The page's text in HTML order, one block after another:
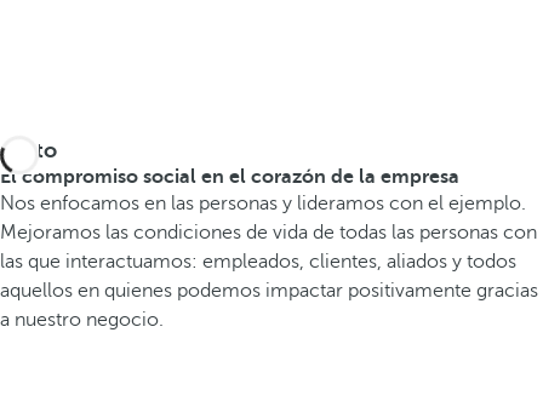
Justo
El compromiso social en el corazón de la empresa
Nos enfocamos en las personas y lideramos con el ejemplo.
Mejoramos las condiciones de vida de todas las personas con
las que interactuamos: empleados, clientes, aliados y todos
aquellos en quienes podemos impactar positivamente gracias
a nuestro negocio.